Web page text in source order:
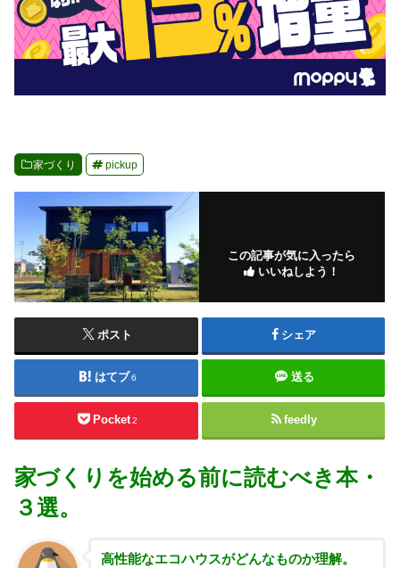
家づくり pickup
この記事が気に入ったら
いいねしよう！
ポスト シェア
はてブ6 送る
Pocket2 feedly
家づくりを始める前に読むべき本・
３選。
高性能なエコハウスがどんなものか理解。